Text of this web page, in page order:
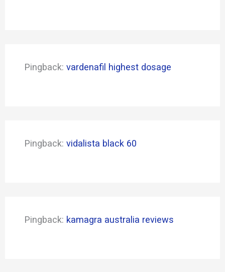
Pingback: vardenafil highest dosage
Pingback: vidalista black 60
Pingback: kamagra australia reviews